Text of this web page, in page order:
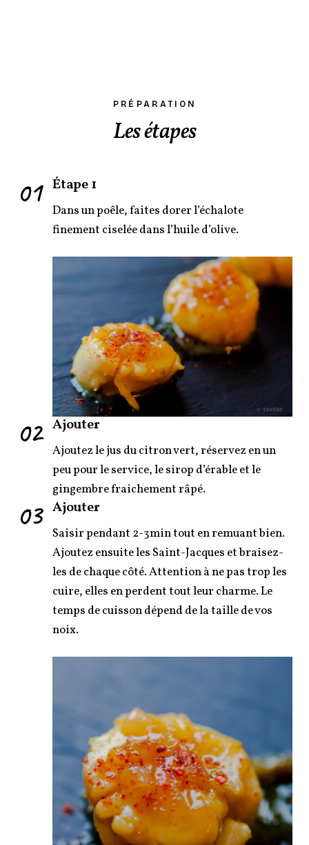
PRÉPARATION
Les étapes
01 Étape 1
Dans un poêle, faites dorer l’échalote
finement ciselée dans l’huile d’olive.
02 Ajouter
Ajoutez le jus du citron vert, réservez en un
peu pour le service, le sirop d’érable et le
gingembre fraichement râpé.
03 Ajouter
Saisir pendant 2-3min tout en remuant bien.
Ajoutez ensuite les Saint-Jacques et braisez-
les de chaque côté. Attention à ne pas trop les
cuire, elles en perdent tout leur charme. Le
temps de cuisson dépend de la taille de vos
noix.